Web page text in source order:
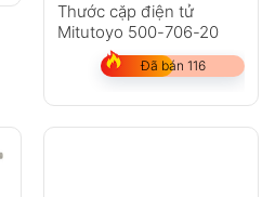
Thước cặp điện tử
Mitutoyo 500-706-20
Đã bán 116